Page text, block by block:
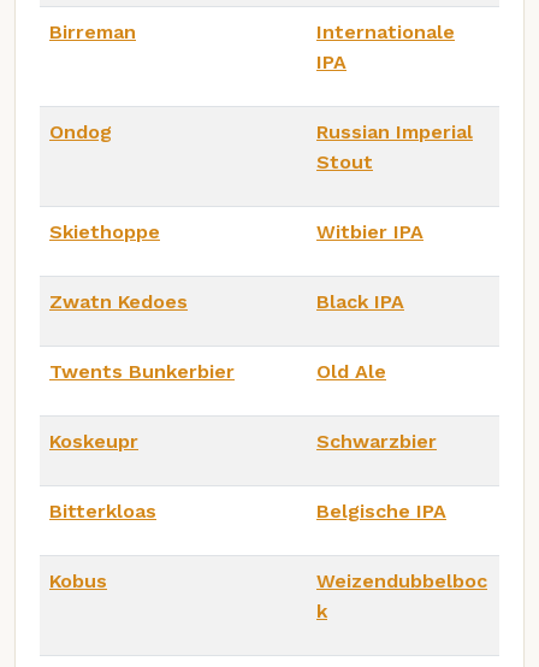
Birreman
Internationale
IPA
Ondog
Russian Imperial
Stout
Skiethoppe Witbier IPA
Zwatn Kedoes Black IPA
Twents Bunkerbier Old Ale
Koskeupr Schwarzbier
Bitterkloas Belgische IPA
Kobus
Weizendubbelboc
k